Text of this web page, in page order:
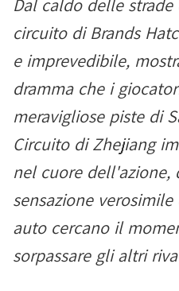
Dal caldo delle
circuito di Brands
e imprevedibile,
dramma che i
meravigliose piste di
Circuito di Zhejiang
nel cuore dell'azione,
sensazione
auto cercano il
sorpassare gli altri